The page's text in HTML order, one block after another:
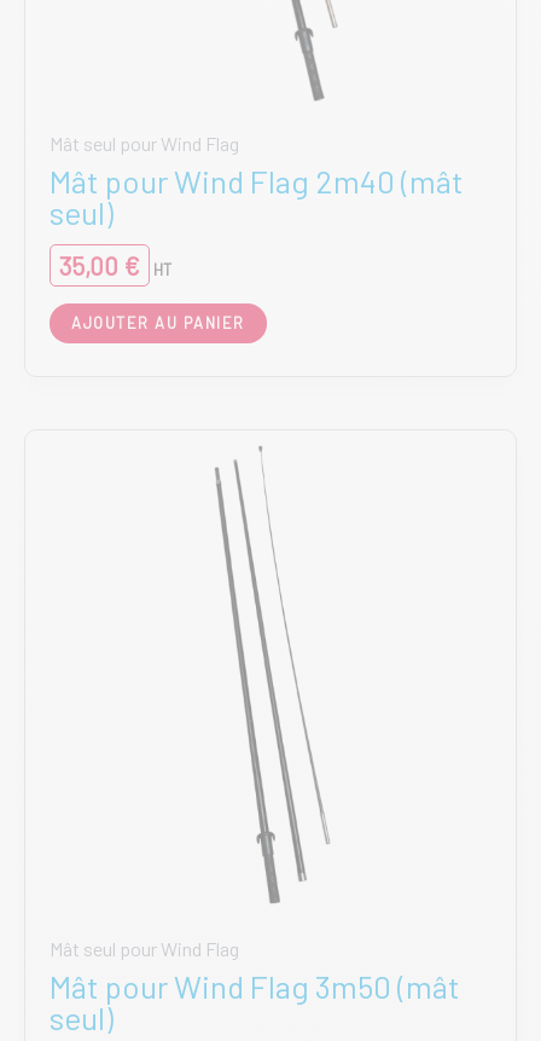
Mât seul pour Wind Flag
Mât pour Wind Flag 2m40 (mât
seul)
35,00 € HT
AJOUTER AU PANIER
Mât seul pour Wind Flag
Mât pour Wind Flag 3m50 (mât
seul)